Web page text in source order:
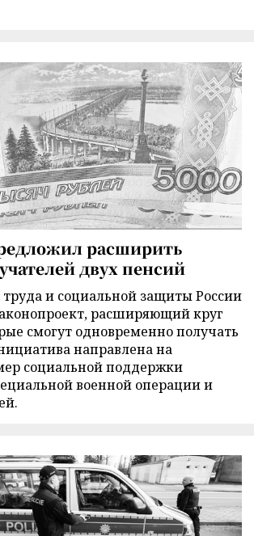
расширить
двух пенсий
и социальной защиты России
расширяющий круг
смогут одновременно получать
направлена на
социальной поддержки
военной операции и